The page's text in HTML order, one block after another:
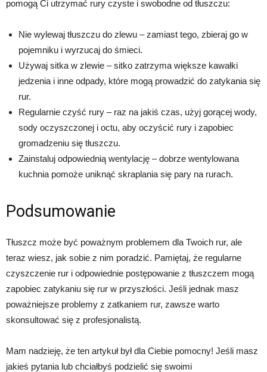
pomogą Ci utrzymać rury czyste i swobodne od tłuszczu:
Nie wylewaj tłuszczu do zlewu – zamiast tego, zbieraj go w
pojemniku i wyrzucaj do śmieci.
Używaj sitka w zlewie – sitko zatrzyma większe kawałki
jedzenia i inne odpady, które mogą prowadzić do zatykania się
rur.
Regularnie czyść rury – raz na jakiś czas, użyj gorącej wody,
sody oczyszczonej i octu, aby oczyścić rury i zapobiec
gromadzeniu się tłuszczu.
Zainstaluj odpowiednią wentylację – dobrze wentylowana
kuchnia pomoże uniknąć skraplania się pary na rurach.
Podsumowanie
Tłuszcz może być poważnym problemem dla Twoich rur, ale
teraz wiesz, jak sobie z nim poradzić. Pamiętaj, że regularne
czyszczenie rur i odpowiednie postępowanie z tłuszczem mogą
zapobiec zatykaniu się rur w przyszłości. Jeśli jednak masz
poważniejsze problemy z zatkaniem rur, zawsze warto
skonsultować się z profesjonalistą.
Mam nadzieję, że ten artykuł był dla Ciebie pomocny! Jeśli masz
jakieś pytania lub chciałbyś podzielić się swoimi